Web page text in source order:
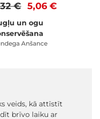
5,06 €
€
un ogu
Anšance
veids, kā attīstīt
brīvo laiku ar